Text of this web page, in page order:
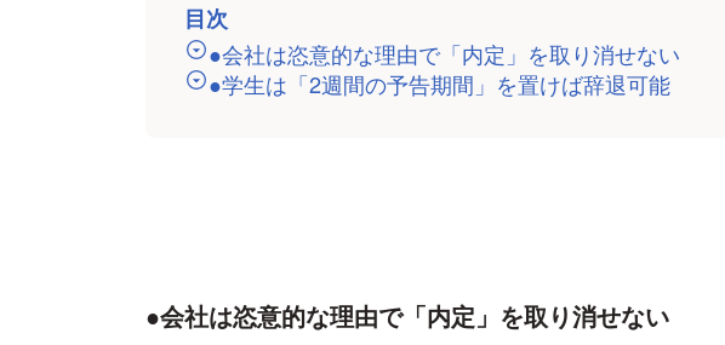
目次
●会社は恣意的な理由で「内定」を取り消せない
●学生は「2週間の予告期間」を置けば辞退可能
●会社は恣意的な理由で「内定」を取り消せない